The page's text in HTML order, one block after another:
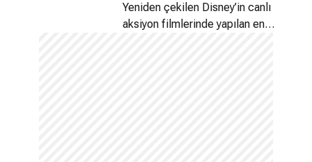
Yeniden çekilen Disney’in canlı
aksiyon filmlerinde yapılan en